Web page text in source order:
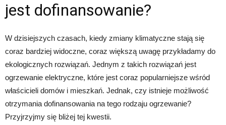
jest dofinansowanie?
W dzisiejszych czasach, kiedy zmiany klimatyczne stają się
coraz bardziej widoczne, coraz większą uwagę przykładamy do
ekologicznych rozwiązań. Jednym z takich rozwiązań jest
ogrzewanie elektryczne, które jest coraz popularniejsze wśród
właścicieli domów i mieszkań. Jednak, czy istnieje możliwość
otrzymania dofinansowania na tego rodzaju ogrzewanie?
Przyjrzyjmy się bliżej tej kwestii.